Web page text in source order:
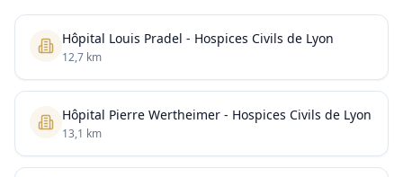
Hôpital Louis Pradel - Hospices Civils de Lyon
12,7 km
Hôpital Pierre Wertheimer - Hospices Civils de Lyon
13,1 km